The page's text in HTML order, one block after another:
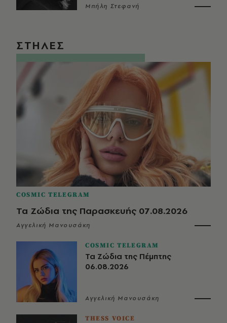
Μπήλη Στεφανή
ΣΤΗΛΕΣ
COSMIC TELEGRAM
Τα Ζώδια της Παρασκευής 07.08.2026
Αγγελική Μανουσάκη
COSMIC TELEGRAM
Τα Ζώδια της Πέμπτης
06.08.2026
Αγγελική Μανουσάκη
THESS VOICE